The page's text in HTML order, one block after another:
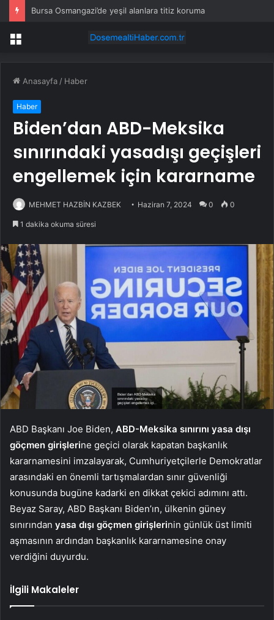
Bursa Osmangazi’de yeşil alanlara titiz koruma
Menü
Anasayfa / Haber
Haber
Biden’dan ABD-Meksika
sınırındaki yasadışı geçişleri
engellemek için kararname
MEHMET HAZBİN KAZBEK Haziran 7, 2024 0 0
1 dakika okuma süresi
ABD Başkanı Joe Biden, ABD-Meksika sınırını yasa dışı
göçmen girişlerine geçici olarak kapatan başkanlık
kararnamesini imzalayarak, Cumhuriyetçilerle Demokratlar
arasındaki en önemli tartışmalardan sınır güvenliği
konusunda bugüne kadarki en dikkat çekici adımını attı.
Beyaz Saray, ABD Başkanı Biden’ın, ülkenin güney
sınırından yasa dışı göçmen girişlerinin günlük üst limiti
aşmasının ardından başkanlık kararnamesine onay
verdiğini duyurdu.
İlgili Makaleler